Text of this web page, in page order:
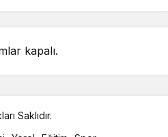
kapalı.
Saklıdır.